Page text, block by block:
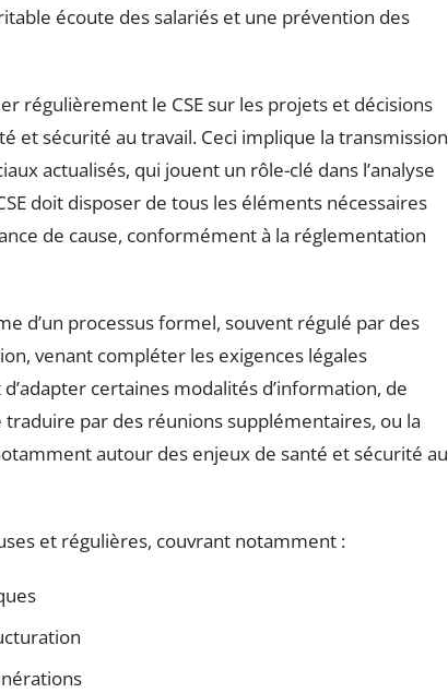
écoute des salariés et une prévention des
régulièrement le CSE sur les projets et décisions
et sécurité au travail. Ceci implique la transmission
actualisés, qui jouent un rôle-clé dans l’analyse
doit disposer de tous les éléments nécessaires
de cause, conformément à la réglementation
d’un processus formel, souvent régulé par des
venant compléter les exigences légales
certaines modalités d’information, de
par des réunions supplémentaires, ou la
autour des enjeux de santé et sécurité au
et régulières, couvrant notamment :